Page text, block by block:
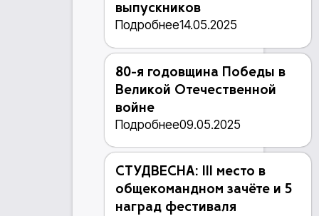
выпускников
Подробнее14.05.2025
80-я годовщина Победы в
Великой Отечественной
войне
Подробнее09.05.2025
СТУДВЕСНА: III место в
общекомандном зачёте и 5
наград фестиваля